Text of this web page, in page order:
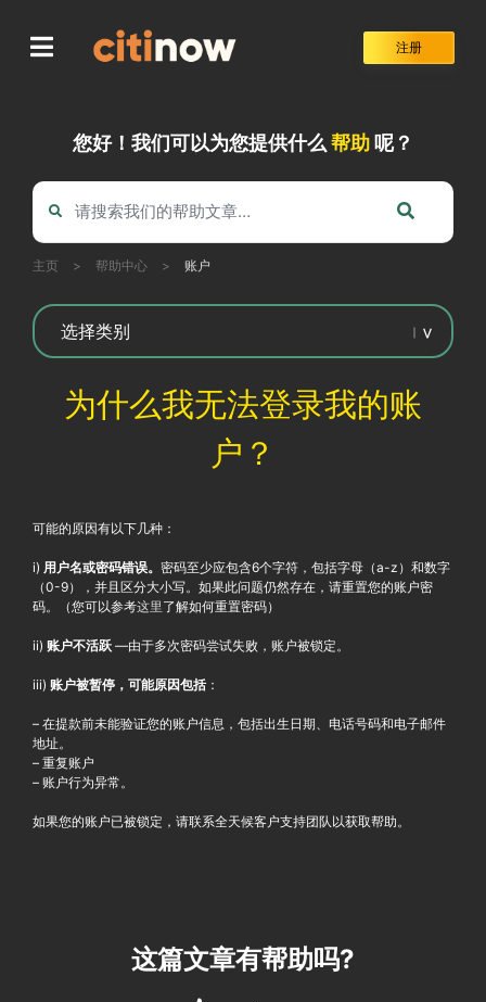
content
注册
您好！我们可以为您提供什么 帮助呢？
主页 > 帮助中心 > 账户
为什么我无法登录我的账
户？
可能的原因有以下几种：
i) 用户名或密码错误。 密码至少应包含6个字符，包括字母（a-z）和数字
（0-9），并且区分大小写。如果此问题仍然存在，请重置您的账户密
码。（您可以参考这里了解如何重置密码）
ii) 账户不活跃 —由于多次密码尝试失败，账户被锁定。
iii) 账户被暂停，可能原因包括：
– 在提款前未能验证您的账户信息，包括出生日期、电话号码和电子邮件
地址。
– 重复账户
– 账户行为异常。
如果您的账户已被锁定，请联系全天候客户支持团队以获取帮助。
这篇文章有帮助吗?